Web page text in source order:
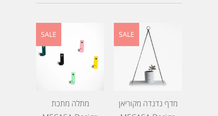
מתלה מתכת
SALE
מדף נדנדה מקוריאן
SALE